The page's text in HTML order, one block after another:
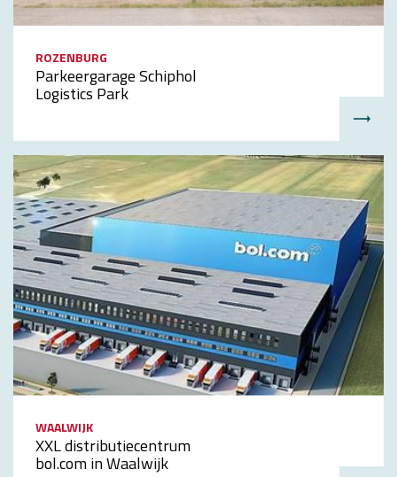
ROZENBURG
Parkeergarage Schiphol
Logistics Park
WAALWIJK
XXL distributiecentrum
bol.com in Waalwijk